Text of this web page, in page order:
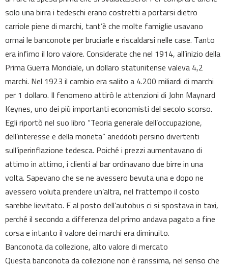
solo una birra i tedeschi erano costretti a portarsi dietro
carriole piene di marchi, tant’è che molte famiglie usavano
ormai le banconote per bruciarle e riscaldarsi nelle case. Tanto
era infimo il loro valore. Considerate che nel 1914, all’inizio della
Prima Guerra Mondiale, un dollaro statunitense valeva 4,2
marchi. Nel 1923 il cambio era salito a 4.200 miliardi di marchi
per 1 dollaro. Il fenomeno attirò le attenzioni di John Maynard
Keynes, uno dei più importanti economisti del secolo scorso.
Egli riportò nel suo libro “Teoria generale dell’occupazione,
dell’interesse e della moneta” aneddoti persino divertenti
sull’iperinflazione tedesca. Poiché i prezzi aumentavano di
attimo in attimo, i clienti al bar ordinavano due birre in una
volta. Sapevano che se ne avessero bevuta una e dopo ne
avessero voluta prendere un’altra, nel frattempo il costo
sarebbe lievitato. E al posto dell’autobus ci si spostava in taxi,
perché il secondo a differenza del primo andava pagato a fine
corsa e intanto il valore dei marchi era diminuito.
Banconota da collezione, alto valore di mercato
Questa banconota da collezione non è rarissima, nel senso che